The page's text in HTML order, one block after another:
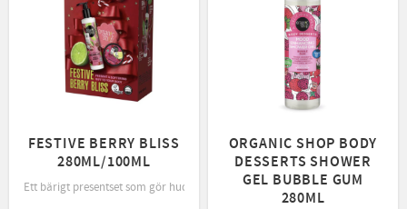
FESTIVE BERRY BLISS
280ML/100ML
Ett bärigt presentset som gör huden mjuk och strålande.Body scrub med
ORGANIC SHOP BODY
DESSERTS SHOWER
GEL BUBBLE GUM
280ML